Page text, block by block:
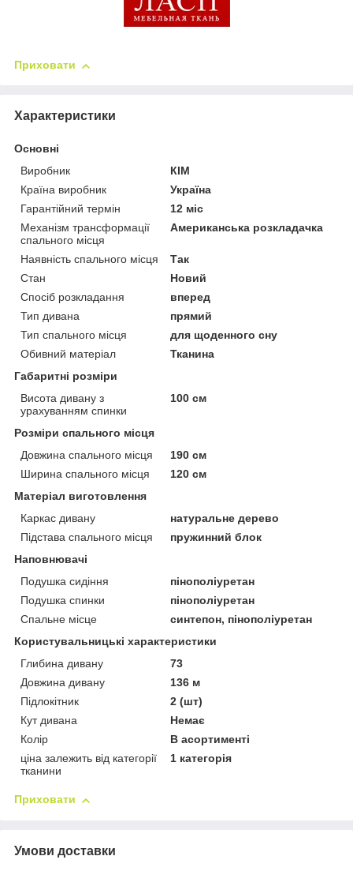
Приховати
Характеристики
Основні
Виробник
КІМ
Країна виробник
Україна
Гарантійний термін
12 міс
Механізм трансформації
спального місця
Американська розкладачка
Наявність спального місця
Так
Стан
Новий
Спосіб розкладання
вперед
Тип дивана
прямий
Тип спального місця
для щоденного сну
Обивний матеріал
Тканина
Габаритні розміри
Висота дивану з
урахуванням спинки
100 см
Розміри спального місця
Довжина спального місця
190 см
Ширина спального місця
120 см
Матеріал виготовлення
Каркас дивану
натуральне дерево
Підстава спального місця
пружинний блок
Наповнювачі
Подушка сидіння
пінополіуретан
Подушка спинки
пінополіуретан
Спальне місце
синтепон, пінополіуретан
Користувальницькі характеристики
Глибина дивану
73
Довжина дивану
136 м
Підлокітник
2 (шт)
Кут дивана
Немає
Колір
В асортименті
ціна залежить від категорії
тканини
1 категорія
Приховати
Умови доставки